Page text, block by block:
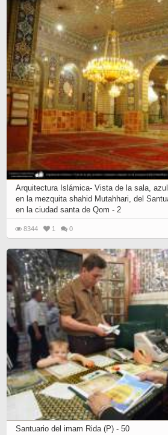
Arquitectura Islámica- Vista de la sala,
en la mezquita shahid Mutahhari, del
en la ciudad santa de Qom - 2
8344 1 0
Santuario del imam Rida (P) - 50